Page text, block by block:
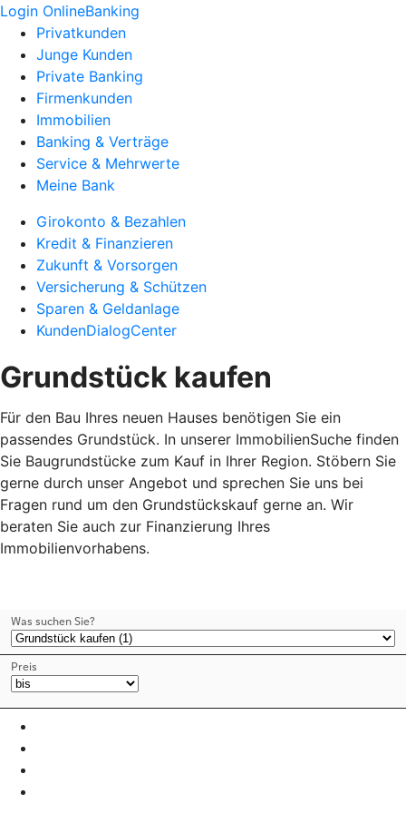
Login OnlineBanking
Privatkunden
Junge Kunden
Private Banking
Firmenkunden
Immobilien
Banking & Verträge
Service & Mehrwerte
Meine Bank
Girokonto & Bezahlen
Kredit & Finanzieren
Zukunft & Vorsorgen
Versicherung & Schützen
Sparen & Geldanlage
KundenDialogCenter
Grundstück kaufen
Für den Bau Ihres neuen Hauses benötigen Sie ein
passendes Grundstück. In unserer ImmobilienSuche finden
Sie Baugrundstücke zum Kauf in Ihrer Region. Stöbern Sie
gerne durch unser Angebot und sprechen Sie uns bei
Fragen rund um den Grundstückskauf gerne an. Wir
beraten Sie auch zur Finanzierung Ihres
Immobilienvorhabens.